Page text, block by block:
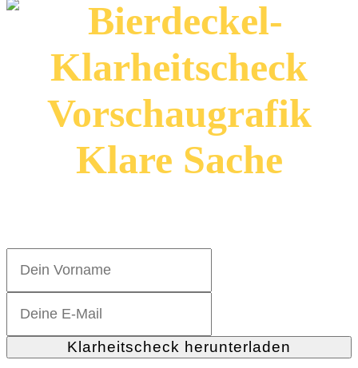
Klare Sache
Klarheitscheck herunterladen